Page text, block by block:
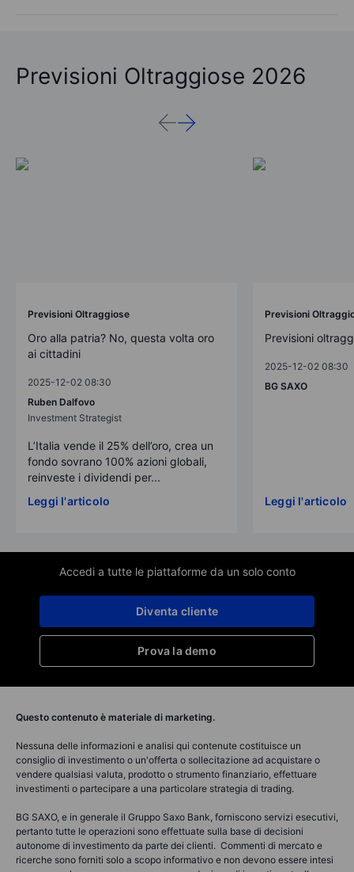
Previsioni Oltraggiose 2026
Previsioni Oltraggiose
Oro alla patria? No, questa volta oro
ai cittadini
2025-12-02 08:30
Ruben Dalfovo
Investment Strategist
L’Italia vende il 25% dell’oro, crea un
fondo sovrano 100% azioni globali,
reinveste i dividendi per...
Leggi l'articolo
Previsioni
Previsioni
2025-12-02 08:30
BG SAXO
Leggi l'articolo
Accedi a tutte le piattaforme da un solo conto
Prova la demo
Diventa cliente
Questo contenuto è materiale di marketing.
Nessuna delle informazioni e analisi qui contenute costituisce un
consiglio di investimento o un'offerta o sollecitazione ad acquistare o
vendere qualsiasi valuta, prodotto o strumento finanziario, effettuare
investimenti o partecipare a una particolare strategia di trading.
BG SAXO, e in generale il Gruppo Saxo Bank, forniscono servizi esecutivi,
pertanto tutte le operazioni sono effettuate sulla base di decisioni
autonome di investimento da parte dei clienti. Commenti di mercato e
ricerche sono forniti solo a scopo informativo e non devono essere intesi